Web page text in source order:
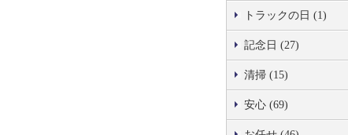
トラックの日 (1)
記念日 (27)
清掃 (15)
安心 (69)